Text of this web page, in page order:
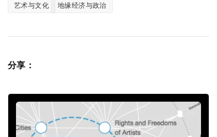
艺术与文化 地缘经济与政治
分享：